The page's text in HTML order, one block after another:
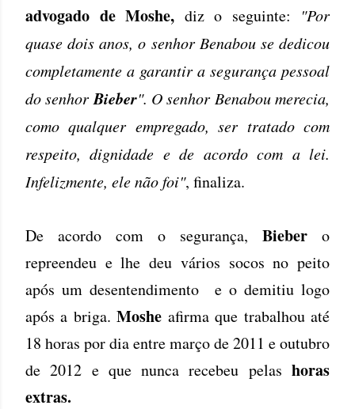
advogado de Moshe, diz o seguinte:
"Por
quase dois anos, o senhor Benabou se dedicou
completamente a garantir a segurança pessoal
do senhor Bieber". O senhor Benabou merecia,
como qualquer empregado, ser tratado com
respeito, dignidade e de acordo com a lei.
Infelizmente, ele não foi", finaliza.
De acordo com o segurança, Bieber o
repreendeu e lhe deu vários socos no peito
após um desentendimento e o demitiu logo
após a briga.Moshe afirma que trabalhou até
18 horas por dia entre março de 2011 e outubro
de 2012 e que nunca recebeu pelas horas
extras.